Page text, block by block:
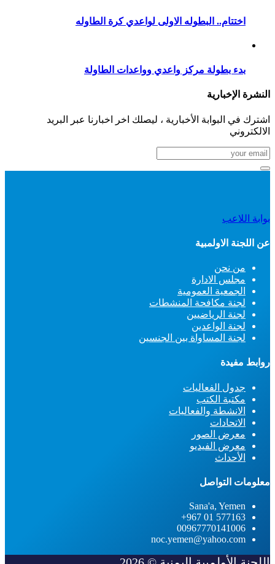
اختتام.. البطوله الاولى لواعدي كرة الطاوله
بدء بطولة مركز واعدي وواعدات الطاولة
النشرة الإخبارية
اشترك في البوابة الأخبارية ، ليصلك اخر اخبارنا عبر البريد
الالكتروني
بوابة اللاعب
عن اللجنة الاولمبية
من نحن
مجلس الادارة
الجمعية العمومية
لجنة مكافحة المنشطات
لجنة الرياضيين
لجنة الواعدين
لجنة المساواة بين الجنسين
روابط مفيدة
جدول الفعاليات
مكتبة الكتب
الانشطة والفعاليات
الاتحادات
معرض الصور
معرض الفيديو
الأحداث
معلومات التواصل
Sana'a, Yemen
577163 01 967+
00967770141006
noc.yemen@yahoo.com